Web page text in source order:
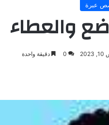
عبرة
والعطاء
0 دقيقة واحدة